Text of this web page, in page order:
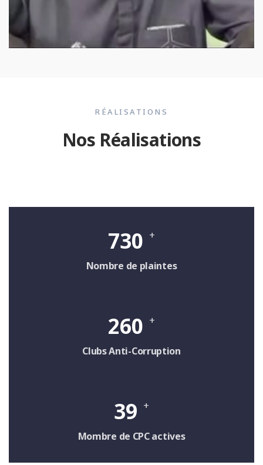
RÉALISATIONS
Nos Réalisations
730 +
Nombre de plaintes
260 +
Clubs Anti-Corruption
39 +
Mombre de CPC actives